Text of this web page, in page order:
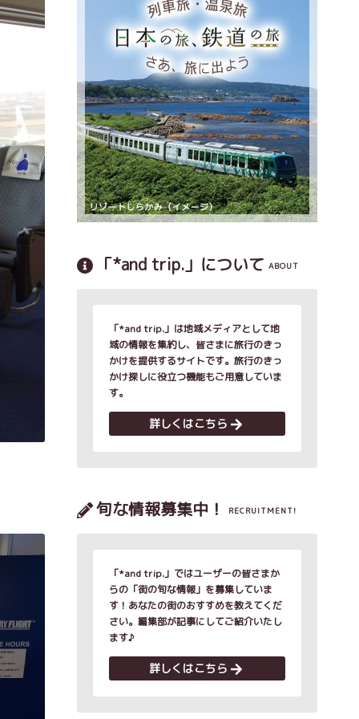
「*and trip.」について ABOUT
「*and trip.」は地域メディアとして地
域の情報を集約し、皆さまに旅行のきっ
かけを提供するサイトです。旅行のきっ
かけ探しに役立つ機能もご用意していま
す。
詳しくはこちら
旬な情報募集中！ RECRUITMENT!
「*and trip.」ではユーザーの皆さまか
らの「街の旬な情報」を募集していま
す！あなたの街のおすすめを教えてくだ
さい。編集部が記事にしてご紹介いたし
ます♪
詳しくはこちら